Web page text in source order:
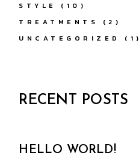
STYLE
(10)
TREATMENTS
(2)
UNCATEGORIZED
(1)
RECENT POSTS
HELLO WORLD!